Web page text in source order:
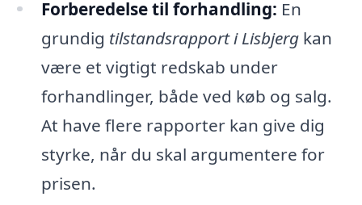
Forberedelse til forhandling: En
grundig tilstandsrapport i Lisbjergkan
være et vigtigt redskab under
forhandlinger, både ved køb og salg.
At have flere rapporter kan give dig
styrke, når du skal argumentere for
prisen.